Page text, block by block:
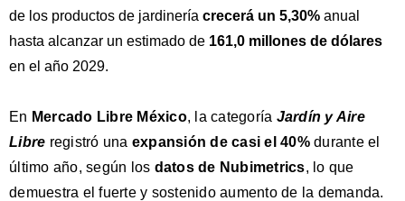
de los productos de jardinería crecerá un 5,30% anual
hasta alcanzar un estimado de 161,0 millones de dólares
en el año 2029.
En Mercado Libre México, la categoría Jardín y Aire
Libre registró una expansión de casi el 40%durante el
último año, según los datos de Nubimetrics, lo que
demuestra el fuerte y sostenido aumento de la demanda.